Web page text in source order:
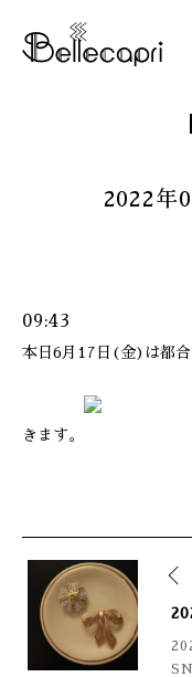
2022年
09:43
本日6月17日(金)は都合
きます。